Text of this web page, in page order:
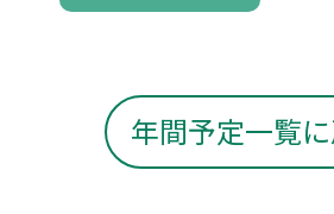
年間予定一覧